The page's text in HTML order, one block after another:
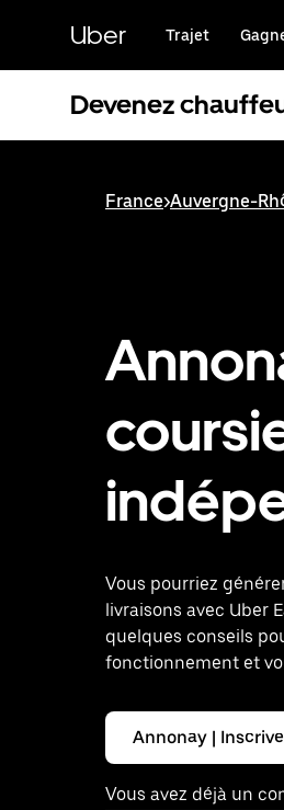
principal
Uber Trajet
Devenez
France>Auvergne-
Vous pourriez
livraisons avec Uber
quelques conseils
fonctionnement et
Annonay |
Vous avez déjà un